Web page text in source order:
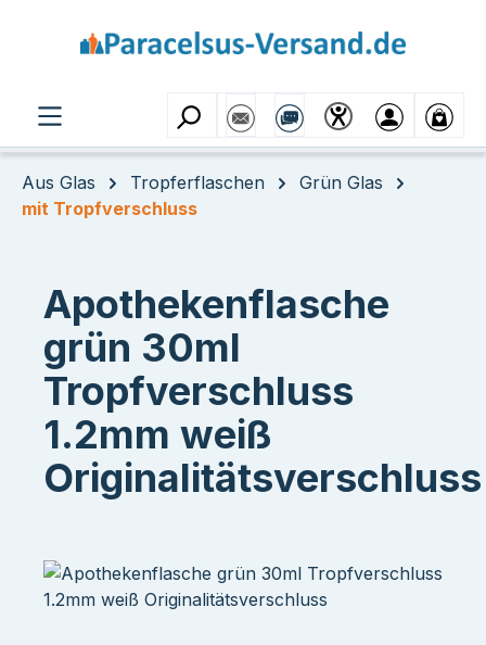
Aus Glas Tropferflaschen
Grün Glas
mit Tropfverschluss
Apothekenflasche
grün 30ml
Tropfverschluss
1.2mm weiß
Originalitätsverschluss